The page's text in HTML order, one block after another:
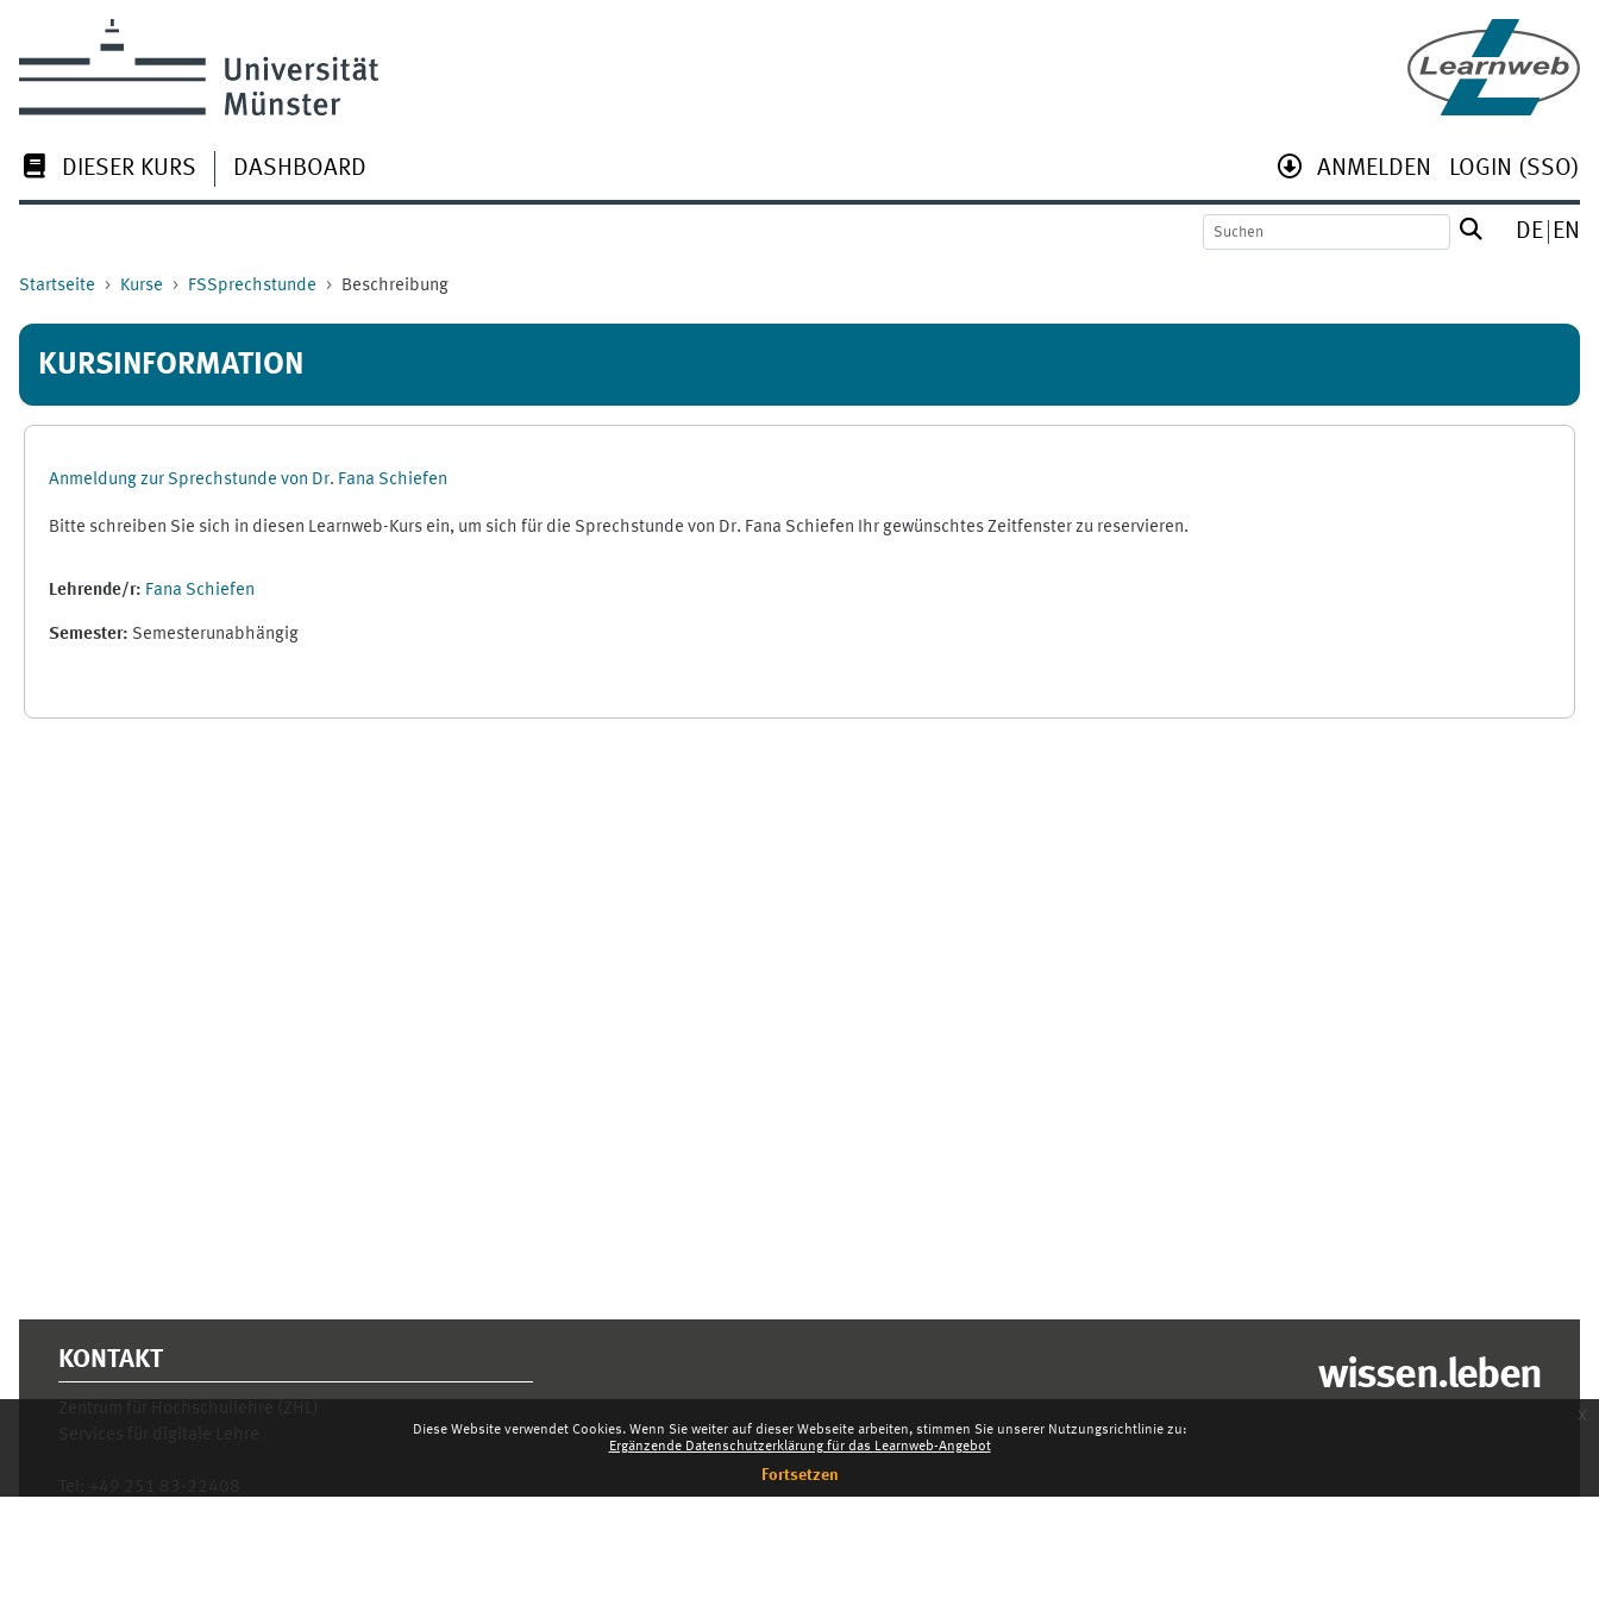
Diese Website verwendet Cookies. Wenn Sie weiter auf dieser Webseite arbeiten, stimmen Sie unserer Nutzungsrichtlinie zu:
Ergänzende Datenschutzerklärung für das Learnweb-Angebot
Fortsetzen
x
DIESER KURS DASHBOARD ANMELDEN LOGIN (SSO)
DE EN
Startseite Kurse FSSprechstunde Beschreibung
KURSINFORMATION
Anmeldung zur Sprechstunde von Dr. Fana Schiefen
Bitte schreiben Sie sich in diesen Learnweb-Kurs ein, um sich für die Sprechstunde von Dr. Fana Schiefen Ihr gewünschtes Zeitfenster zu reservieren.
Lehrende/r: Fana Schiefen
Semester: Semesterunabhängig
KONTAKT wissen.leben